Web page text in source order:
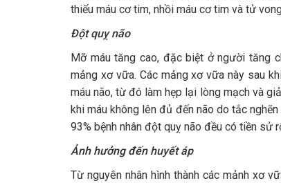
thiếu máu cơ tim, nhồi máu cơ tim và tử
Đột quỵ não
Mỡ máu tăng cao, đặc biệt ở người tăng
mảng xơ vữa. Các mảng xơ vữa này sau
máu não, từ đó làm hẹp lại lòng mạch và
khi máu không lên đủ đến não do tắc
93% bệnh nhân đột quỵ não đều có tiền sử
Ảnh hưởng đến huyết áp
Từ nguyên nhân hình thành các mảnh xơ